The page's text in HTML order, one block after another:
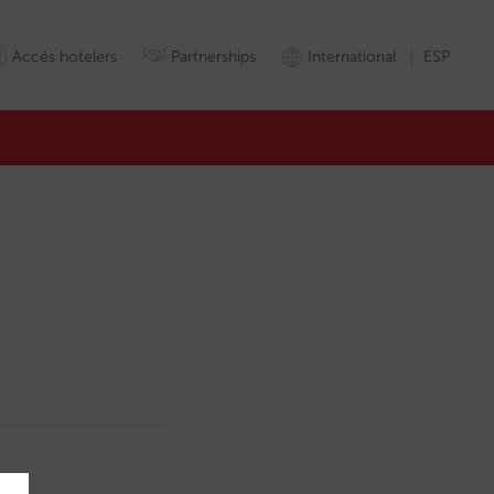
Accés hotelers Partnerships International ESP